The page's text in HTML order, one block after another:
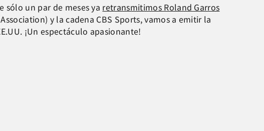
sólo un par de meses ya retransmitimos Roland Garros
y la cadena CBS Sports, vamos a emitir la
¡Un espectáculo apasionante!